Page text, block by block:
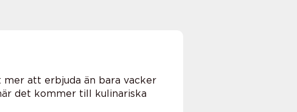
mer att erbjuda än bara vacker
det kommer till kulinariska